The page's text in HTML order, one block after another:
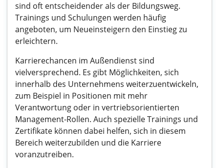
sind oft entscheidender als der Bildungsweg.
Trainings und Schulungen werden häufig
angeboten, um Neueinsteigern den Einstieg zu
erleichtern.
Karrierechancen im Außendienst sind
vielversprechend. Es gibt Möglichkeiten, sich
innerhalb des Unternehmens weiterzuentwickeln,
zum Beispiel in Positionen mit mehr
Verantwortung oder in vertriebsorientierten
Management-Rollen. Auch spezielle Trainings und
Zertifikate können dabei helfen, sich in diesem
Bereich weiterzubilden und die Karriere
voranzutreiben.